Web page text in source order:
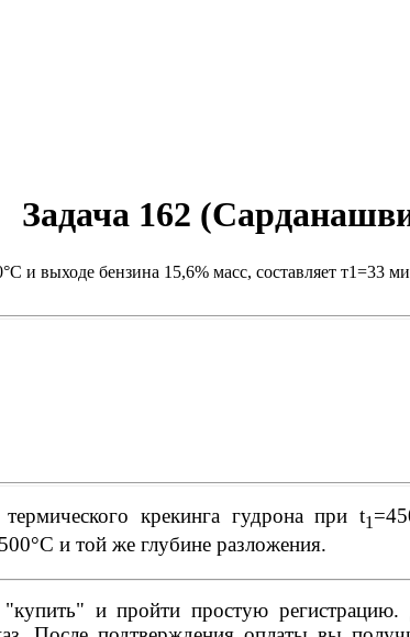
Задача 162
и выходе бензина 15,6% масс, составляет т1=33
крекинга гудрона при t1
и той же глубине разложения.
и пройти простую